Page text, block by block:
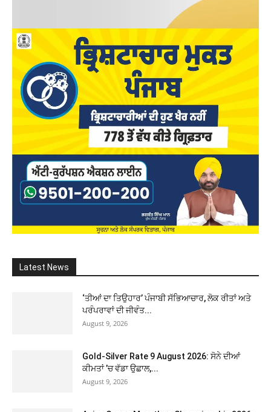
Latest News
‘ਤੀਆਂ ਦਾ ਤਿਉਹਾਰ’ ਪੰਜਾਬੀ ਸੱਭਿਆਚਾਰ, ਲੋਕ ਰੀਤਾਂ ਅਤੇ
ਪਰੰਪਰਾਵਾਂ ਦੀ ਜੀਵੰਤ...
August 9, 2026
Gold-Silver Rate 9 August 2026: ਸੋਨੇ ਦੀਆਂ
ਕੀਮਤਾਂ ’ਚ ਵੱਡਾ ਉਛਾਲ,...
August 9, 2026